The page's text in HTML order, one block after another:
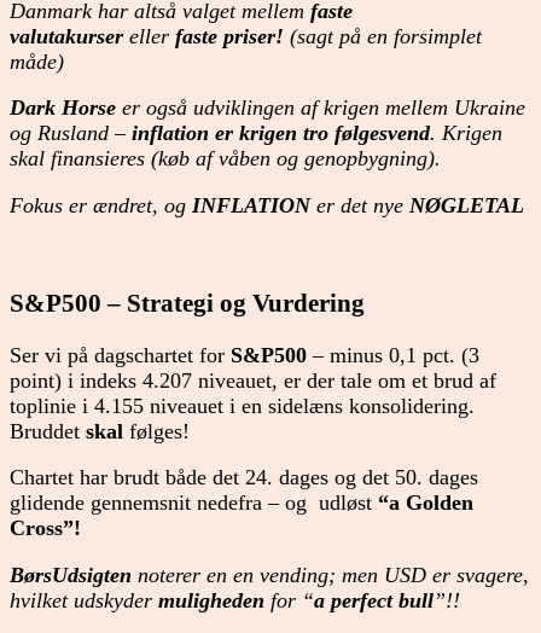
Danmark har altså valget mellem faste
valutakurser eller faste priser! (sagt på en forsimplet
måde)
Dark Horse er også udviklingen af krigen mellem Ukraine
og Rusland – inflation er krigen tro følgesvend. Krigen
skal finansieres (køb af våben og genopbygning).
Fokus er ændret, og INFLATIONer det nye NØGLETAL
S&P500 – Strategi og Vurdering
Ser vi på dagschartet for S&P500 – minus 0,1 pct. (3
point) i indeks 4.207 niveauet, er der tale om et brud af
toplinie i 4.155 niveauet i en sidelæns konsolidering.
Bruddet skal følges!
Chartet har brudt både det 24. dages og det 50. dages
glidende gennemsnit nedefra – og udløst “a Golden
Cross”!
BørsUdsigten noterer en en vending; men USD er svagere,
hvilket udskyder muligheden for “a perfect bull”!!